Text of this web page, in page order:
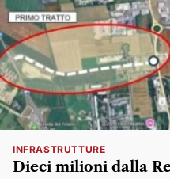
INFRASTRUTTURE
Dieci milioni dalla